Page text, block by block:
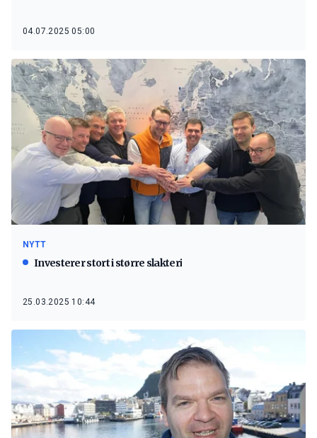
04.07.2025 05:00
NYTT
Investerer stort i større slakteri
25.03.2025 10:44